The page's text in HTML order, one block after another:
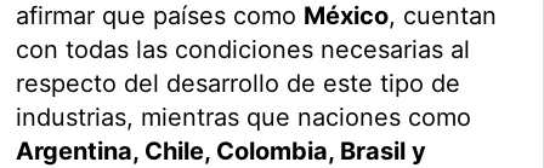
afirmar que países como México, cuentan
con todas las condiciones necesarias al
respecto del desarrollo de este tipo de
industrias, mientras que naciones como
Argentina, Chile, Colombia, Brasil y